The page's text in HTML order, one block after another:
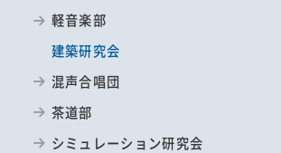
軽音楽部
建築研究会
混声合唱団
茶道部
シミュレーション研究会